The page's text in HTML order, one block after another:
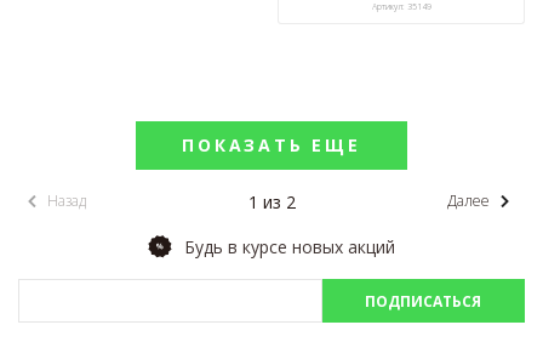
Артикул: 35149
ПОКАЗАТЬ ЕЩЕ
Назад Далее
1 из 2
Будь в курсе новых акций
ПОДПИСАТЬСЯ